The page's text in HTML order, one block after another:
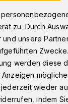
zu. Durch
unsere
werden diese
wieder
indem